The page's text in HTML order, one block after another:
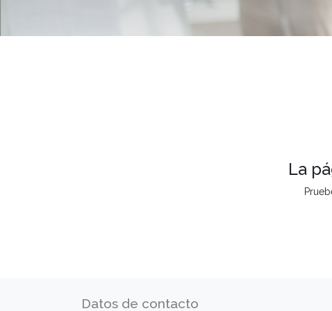
La
Datos de contacto